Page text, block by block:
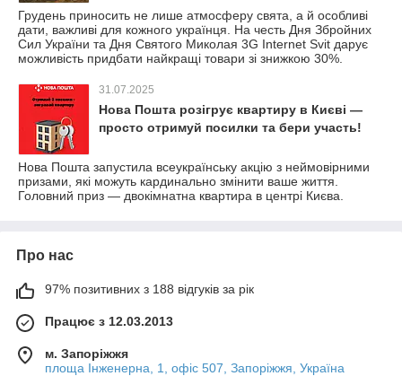
Грудень приносить не лише атмосферу свята, а й особливі
дати, важливі для кожного українця. На честь Дня Збройних
Сил України та Дня Святого Миколая 3G Internet Svit дарує
можливість придбати найкращі товари зі знижкою 30%.
31.07.2025
Нова Пошта розігрує квартиру в Києві —
просто отримуй посилки та бери участь!
Нова Пошта запустила всеукраїнську акцію з неймовірними
призами, які можуть кардинально змінити ваше життя.
Головний приз — двокімнатна квартира в центрі Києва.
Про нас
97% позитивних з 188 відгуків за рік
Працює з 12.03.2013
м. Запоріжжя
площа Інженерна, 1, офіс 507, Запоріжжя, Україна